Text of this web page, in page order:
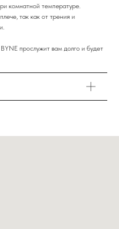
комнатной температуре.
так как от трения и
прослужит вам долго и будет